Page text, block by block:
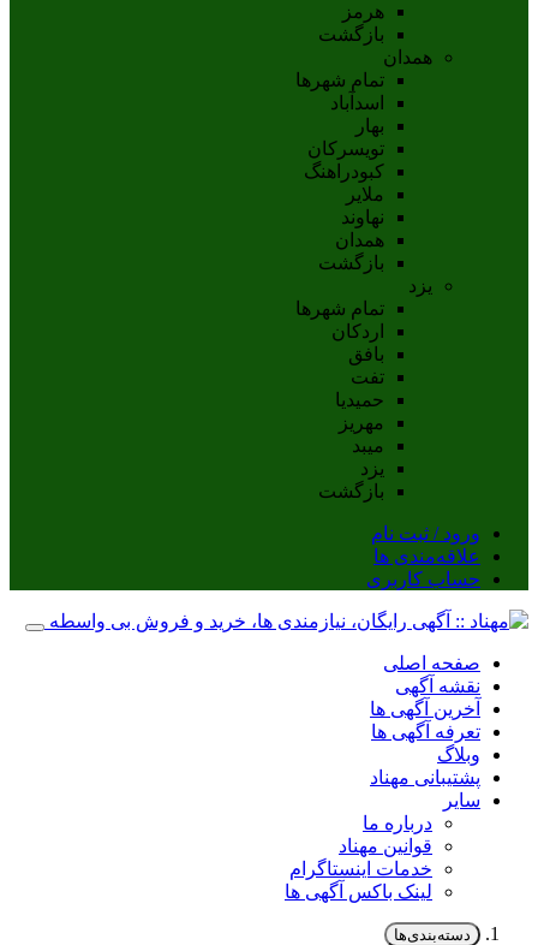
هرمز
بازگشت
همدان
تمام شهر‌ها
اسدآباد
بهار
تويسرکان
کبودراهنگ
ملاير
نهاوند
همدان
بازگشت
یزد
تمام شهر‌ها
اردکان
بافق
تفت
حميديا
مهریز
ميبد
يزد
بازگشت
ورود / ثبت نام
علاقه‌مندی ها
حساب کاربری
صفحه اصلی
نقشه آگهی
آخرین آگهی ها
تعرفه آگهی ها
وبلاگ
پشتیبانی مهناد
سایر
درباره ما
قوانین مهناد
خدمات اینستاگرام
لینک باکس آگهی ها
دسته‌بندی‌ها